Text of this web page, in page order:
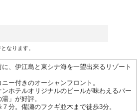
なります。
、伊江島と東シナ海を一望出来るリゾート
ー付きのオーシャンフロント。
ホテルオリジナルのビールが味わえるバー
」が好評。
分。備瀬のフクギ並木まで徒歩3分。